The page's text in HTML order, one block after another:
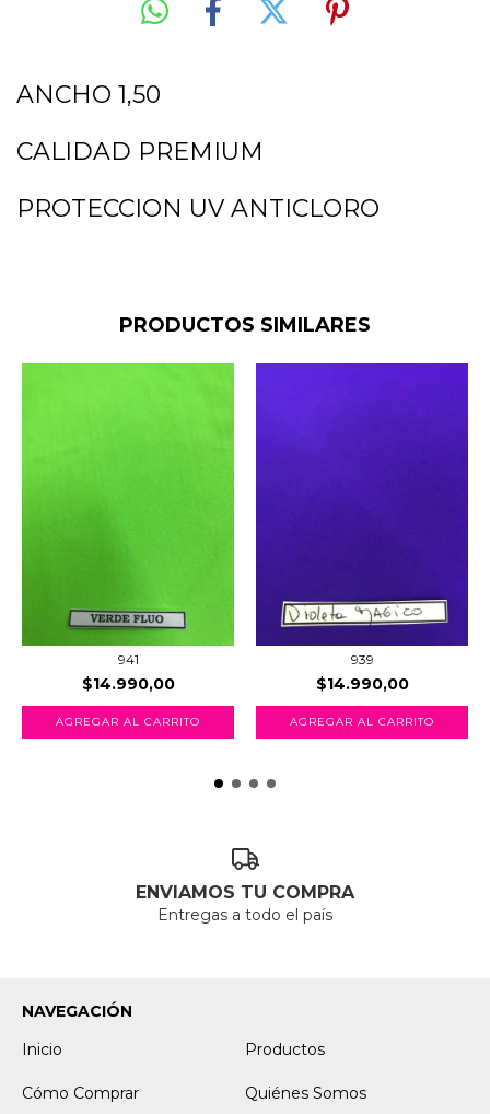
ANCHO 1,50
CALIDAD PREMIUM
PROTECCION UV ANTICLORO
PRODUCTOS SIMILARES
941
$14.990,00
AGREGAR AL CARRITO
939
$14.990,00
AGREGAR AL CARRITO
ENVIAMOS TU COMPRA
Entregas a todo el país
NAVEGACIÓN
Inicio
Productos
Cómo Comprar Quiénes Somos